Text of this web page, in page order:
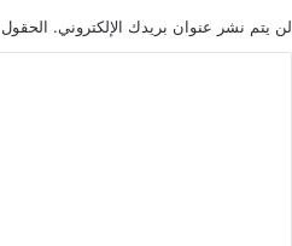
لن يتم نشر عنوان بريدك الإلكتروني. الحقول